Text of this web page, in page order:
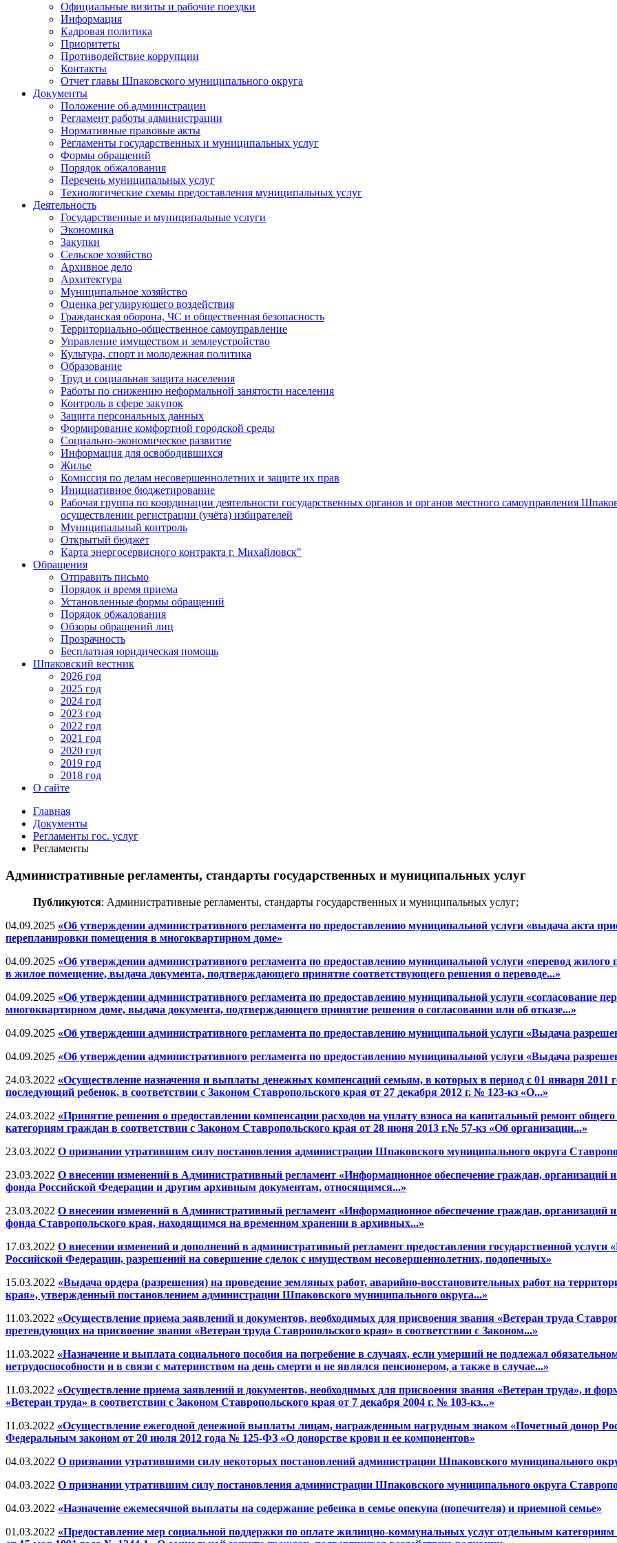
Официальные визиты и рабочие поездки
Информация
Кадровая политика
Приоритеты
Противодействие коррупции
Контакты
Отчет главы Шпаковского муниципального округа
Документы
Положение об администрации
Регламент работы администрации
Нормативные правовые акты
Регламенты государственных и муниципальных услуг
Формы обращений
Порядок обжалования
Перечень муниципальных услуг
Технологические схемы предоставления муниципальных услуг
Деятельность
Государственные и муниципальные услуги
Экономика
Закупки
Сельское хозяйство
Архивное дело
Архитектура
Муниципальное хозяйство
Оценка регулирующего воздействия
Гражданская оборона, ЧС и общественная безопасность
Территориально-общественное самоуправление
Управление имуществом и землеустройство
Культура, спорт и молодежная политика
Образование
Труд и социальная защита населения
Работы по снижению неформальной занятости населения
Контроль в сфере закупок
Защита персональных данных
Формирование комфортной городской среды
Социально-экономическое развитие
Информация для освободившихся
Жилье
Комиссия по делам несовершеннолетних и защите их прав
Инициативное бюджетирование
Рабочая группа по координации деятельности государственных органов и органов местного самоуправления
осуществлении регистрации (учёта) избирателей
Муниципальный контроль
Открытый бюджет
Карта энергосервисного контракта г. Михайловск"
Обращения
Отправить письмо
Порядок и время приема
Установленные формы обращений
Порядок обжалования
Обзоры обращений лиц
Прозрачность
Бесплатная юридическая помощь
Шпаковский вестник
2026 год
2025 год
2024 год
2023 год
2022 год
2021 год
2020 год
2019 год
2018 год
О сайте
Главная
Документы
Регламенты гос. услуг
Регламенты
Административные регламенты, стандарты государственных и муниципальных услуг
Публикуются: Административные регламенты, стандарты государственных и муниципальных услуг;
04.09.2025 «Об утверждении административного регламента по предоставлению муниципальной услуги «выдача акта
перепланировки помещения в многоквартирном доме»
04.09.2025 «Об утверждении административного регламента по предоставлению муниципальной услуги «перевод
в жилое помещение, выдача документа, подтверждающего принятие соответствующего решения о переводе...»
04.09.2025 «Об утверждении административного регламента по предоставлению муниципальной услуги «согласование
многоквартирном доме, выдача документа, подтверждающего принятие решения о согласовании или об отказе...»
04.09.2025 «Об утверждении административного регламента по предоставлению муниципальной услуги «Выдача
04.09.2025 «Об утверждении административного регламента по предоставлению муниципальной услуги «Выдача
24.03.2022 «Осуществление назначения и выплаты денежных компенсаций семьям, в которых в период с 01 января 2011
последующий ребенок, в соответствии с Законом Ставропольского края от 27 декабря 2012 г. № 123-кз «О...»
24.03.2022 «Принятие решения о предоставлении компенсации расходов на уплату взноса на капитальный ремонт
категориям граждан в соответствии с Законом Ставропольского края от 28 июня 2013 г.№ 57-кз «Об организации...»
23.03.2022 О признании утратившим силу постановления администрации Шпаковского муниципального округа
23.03.2022 О внесении изменений в Административный регламент «Информационное обеспечение граждан,
фонда Российской Федерации и другим архивным документам, относящимся...»
23.03.2022 О внесении изменений в Административный регламент «Информационное обеспечение граждан,
фонда Ставропольского края, находящимся на временном хранении в архивных...»
17.03.2022 О внесении изменений и дополнений в административный регламент предоставления государственной
Российской Федерации, разрешений на совершение сделок с имуществом несовершеннолетних, подопечных»
15.03.2022 «Выдача ордера (разрешения) на проведение земляных работ, аварийно-восстановительных работ на
края», утвержденный постановлением администрации Шпаковского муниципального округа...»
11.03.2022 «Осуществление приема заявлений и документов, необходимых для присвоения звания «Ветеран труда
претендующих на присвоение звания «Ветеран труда Ставропольского края» в соответствии с Законом...»
11.03.2022 «Назначение и выплата социального пособия на погребение в случаях, если умерший не подлежал
нетрудоспособности и в связи с материнством на день смерти и не являлся пенсионером, а также в случае...»
11.03.2022 «Осуществление приема заявлений и документов, необходимых для присвоения звания «Ветеран труда», и
«Ветеран труда» в соответствии с Законом Ставропольского края от 7 декабря 2004 г. № 103-кз...»
11.03.2022 «Осуществление ежегодной денежной выплаты лицам, награжденным нагрудным знаком «Почетный донор
Федеральным законом от 20 июля 2012 года № 125-ФЗ «О донорстве крови и ее компонентов»
04.03.2022 О признании утратившими силу некоторых постановлений администрации Шпаковского муниципального
04.03.2022 О признании утратившим силу постановления администрации Шпаковского муниципального округа
04.03.2022 «Назначение ежемесячной выплаты на содержание ребенка в семье опекуна (попечителя) и приемной семье»
01.03.2022 «Предоставление мер социальной поддержки по оплате жилищно-коммунальных услуг отдельным